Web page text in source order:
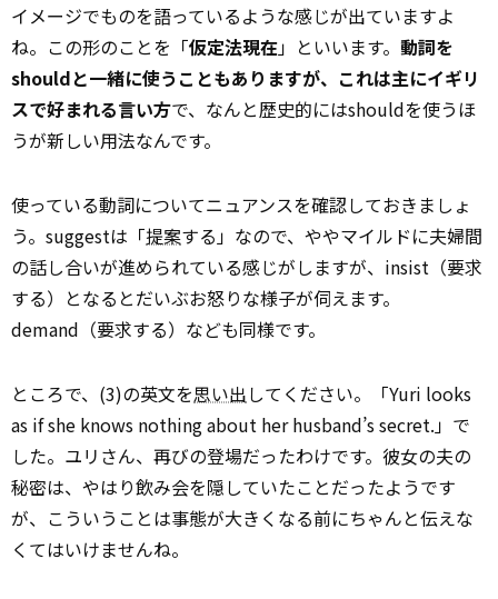
イメージでものを語っているような感じが出ていますよ
ね。この形のことを「仮定法現在」といいます。 動詞を
shouldと一緒に使うこともありますが、これは主にイギリ
スで好まれる言い方で、なんと歴史的にはshouldを使うほ
うが新しい用法なんです。
使っている動詞についてニュアンスを確認しておきましょ
う。suggestは「提案する」なので、ややマイルドに夫婦間
の話し合いが進められている感じがしますが、insist（要求
する）となるとだいぶお怒りな様子が伺えます。
demand（要求する）なども同様です。
ところで、(3)の英文を思い出してください。「Yuri looks
as if she knows nothing about her husband’s secret.」で
した。ユリさん、再びの登場だったわけです。彼女の夫の
秘密は、やはり飲み会を隠していたことだったようです
が、こういうことは事態が大きくなる前にちゃんと伝えな
くてはいけませんね。